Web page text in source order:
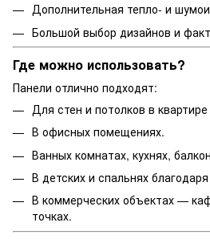
Дополнительная тепло- и
Большой выбор дизайнов и
Где можно использовать?
Панели отлично подходят:
Для стен и потолков в
В офисных помещениях.
Ванных комнатах, кухнях,
В детских и спальнях
В коммерческих объектах —
точках.